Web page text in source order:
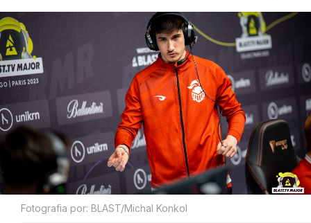
Fotografia por: BLAST/Michal Konkol